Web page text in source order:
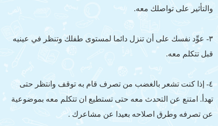
والتأثير على تواصلك معه.
٣- عوِّد نفسك على أن تنزل دائما لمستوى طفلك وتنظر في عينيه
قبل تتكلم معه.
٤- إذا كنت تشعر بالغضب من تصرف قام به توقف وانتظر حتى
تهدأ. امتنع عن التحدث معه حتى تستطيع ان تتكلم معه بموضوعية
عن تصرفه وطرق اصلاحه بعيدا عن مشاعرك .